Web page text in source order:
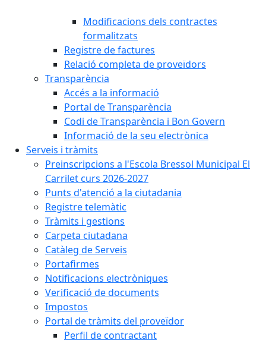
Modificacions dels contractes
formalitzats
Registre de factures
Relació completa de proveïdors
Transparència
Accés a la informació
Portal de Transparència
Codi de Transparència i Bon Govern
Informació de la seu electrònica
Serveis i tràmits
Preinscripcions a l'Escola Bressol Municipal El
Carrilet curs 2026-2027
Punts d'atenció a la ciutadania
Registre telemàtic
Tràmits i gestions
Carpeta ciutadana
Catàleg de Serveis
Portafirmes
Notificacions electròniques
Verificació de documents
Impostos
Portal de tràmits del proveïdor
Perfil de contractant